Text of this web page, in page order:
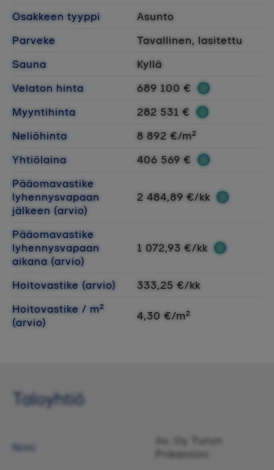
Osakkeen tyyppi
Asunto
Parveke
Tavallinen, lasitettu
Sauna
Kyllä
Velaton hinta
689 100 €
Myyntihinta
282 531 €
Neliöhinta
8 892 €/m²
Yhtiölaina
406 569 €
Pääomavastike
lyhennysvapaan
jälkeen (arvio)
2 484,89 €/kk
Pääomavastike
lyhennysvapaan
aikana (arvio)
1 072,93 €/kk
Hoitovastike (arvio)
333,25 €/kk
Hoitovastike / m²
(arvio)
4,30 €/m²
Taloyhtiö
Nimi
As. Oy Turun
Prikantiini